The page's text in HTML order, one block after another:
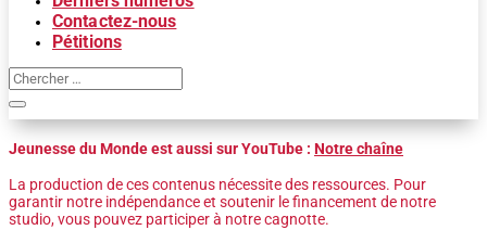
Contactez-nous
Pétitions
Jeunesse du Monde est aussi sur YouTube : Notre chaîne
La production de ces contenus nécessite des ressources. Pour
garantir notre indépendance et soutenir le financement de notre
studio, vous pouvez participer à notre cagnotte.